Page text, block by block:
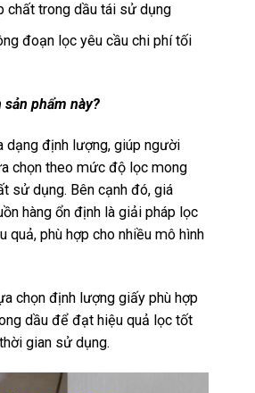
chất trong dầu tái sử dụng
đoạn lọc yêu cầu chi phí tối
sản phẩm này?
dạng định lượng, giúp người
chọn theo mức độ lọc mong
sử dụng. Bên cạnh đó, giá
hàng ổn định là giải pháp lọc
quả, phù hợp cho nhiều mô hình
chọn định lượng giấy phù hợp
dầu để đạt hiệu quả lọc tốt
gian sử dụng.